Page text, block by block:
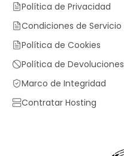
Política de Privacidad
Condiciones de Servicio
Política de Cookies
Política de Devoluciones
Marco de Integridad
Contratar Hosting